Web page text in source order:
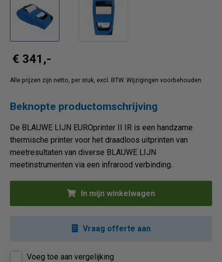
€ 341,-
Alle prijzen zijn netto, per stuk, excl. BTW. Wijzigingen voorbehouden.
Beknopte productomschrijving
De BLAUWE LIJN EUROprinter II IR is een handzame
thermische printer voor het draadloos uitprinten van
meetresultaten van diverse BLAUWE LIJN
meetinstrumenten via een infrarood verbinding.
In mijn winkelwagen
Vraag offerte aan
Voeg toe aan vergelijking